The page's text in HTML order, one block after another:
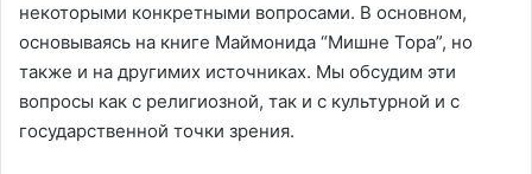
некоторыми конкретными вопросами. В основном,
основываясь на книге Маймонида “Мишне Тора”, но
также и на другимих источниках. Мы обсудим эти
вопросы как с религиозной, так и с культурной и с
государственной точки зрения.